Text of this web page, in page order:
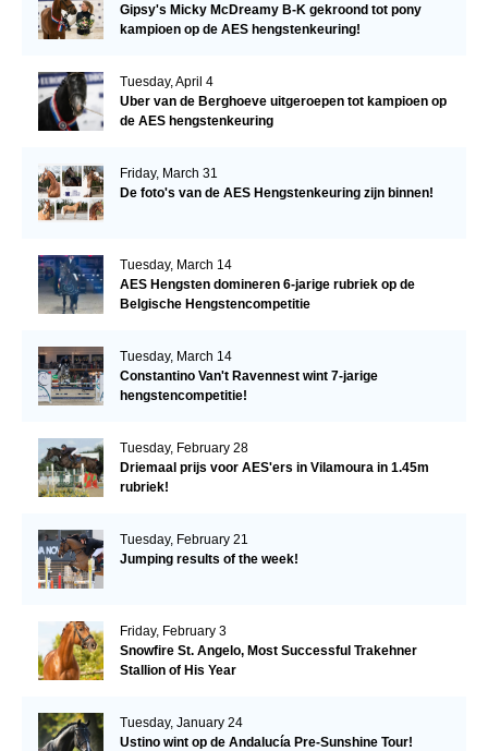
Gipsy's Micky McDreamy B-K gekroond tot pony
kampioen op de AES hengstenkeuring!
Tuesday, April 4
Uber van de Berghoeve uitgeroepen tot kampioen op
de AES hengstenkeuring
Friday, March 31
De foto's van de AES Hengstenkeuring zijn binnen!
Tuesday, March 14
AES Hengsten domineren 6-jarige rubriek op de
Belgische Hengstencompetitie
Tuesday, March 14
Constantino Van't Ravennest wint 7-jarige
hengstencompetitie!
Tuesday, February 28
Driemaal prijs voor AES'ers in Vilamoura in 1.45m
rubriek!
Tuesday, February 21
Jumping results of the week!
Friday, February 3
Snowfire St. Angelo, Most Successful Trakehner
Stallion of His Year
Tuesday, January 24
Ustino wint op de Andalucía Pre-Sunshine Tour!